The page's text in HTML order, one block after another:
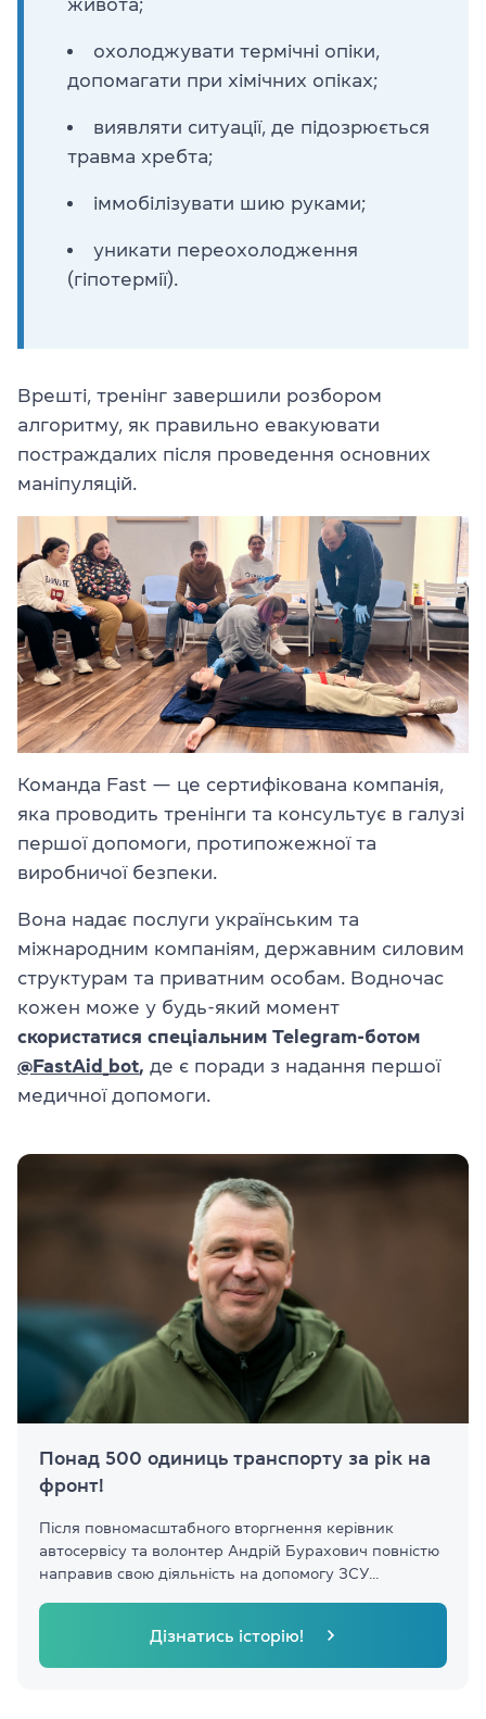
охолоджувати термічні опіки,
допомагати при хімічних опіках;
виявляти ситуації, де підозрюється
травма хребта;
іммобілізувати шию руками;
уникати переохолодження
(гіпотермії).
Врешті, тренінг завершили розбором
алгоритму, як правильно евакуювати
постраждалих після проведення основних
маніпуляцій.
Команда Fast — це сертифікована компанія,
яка проводить тренінги та консультує в галузі
першої допомоги, протипожежної та
виробничої безпеки.
Вона надає послуги українським та
міжнародним компаніям, державним силовим
структурам та приватним особам. Водночас
кожен може у будь-який момент
скористатися спеціальним Telegram-ботом
@FastAid_bot, де є поради з надання першої
медичної допомоги.
Понад 500 одиниць транспорту за рік на
фронт!
Після повномасштабного вторгнення керівник
автосервісу та волонтер Андрій Бурахович повністю
направив свою діяльність на допомогу ЗСУ...
Дізнатись історію!